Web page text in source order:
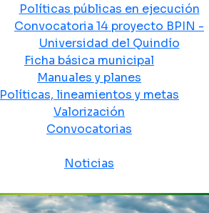
Políticas públicas en ejecución
Convocatoria 14 proyecto BPIN -
Universidad del Quindío
Ficha básica municipal
Manuales y planes
Políticas, lineamientos y metas
Valorización
Convocatorias
Noticias